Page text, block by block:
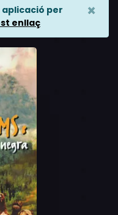
per
enllaç
×